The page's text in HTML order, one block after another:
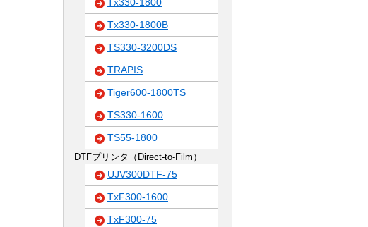
Tx330-1800B
TS330-3200DS
TRAPIS
Tiger600-1800TS
TS330-1600
TS55-1800
DTFプリンタ（Direct-to-Film）
UJV300DTF-75
TxF300-1600
TxF300-75